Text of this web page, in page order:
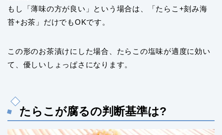
もし「薄味の方が良い」という場合は、「たらこ+刻み海
苔+お茶」だけでもOKです。
この形のお茶漬けにした場合、たらこの塩味が適度に効い
て、優しいしょっぱさになります。
たらこが腐るの判断基準は?